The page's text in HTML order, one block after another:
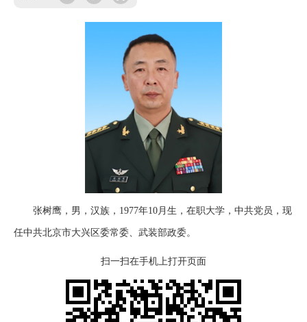
张树鹰，男，汉族，1977年10月生，在职大学，中共党员，现
任中共北京市大兴区委常委、武装部政委。
扫一扫在手机上打开页面